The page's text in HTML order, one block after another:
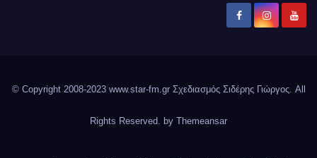
© Copyright 2008-2023 www.star-fm.gr Σχεδιασμός Σιδέρης Γιώργος. All
Rights Reserved. by Themeansar